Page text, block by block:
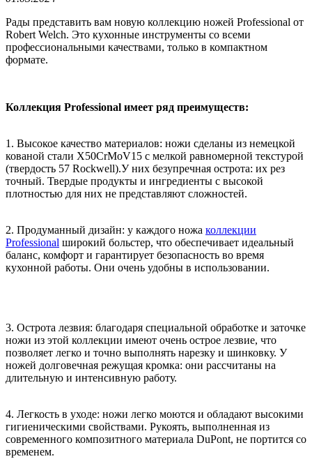
Рады представить вам новую коллекцию ножей Professional от
Robert Welch. Это кухонные инструменты со всеми
профессиональными качествами, только в компактном
формате.
Коллекция Professional имеет ряд преимуществ:
1. Высокое качество материалов: ножи сделаны из немецкой
кованой стали X50CrMoV15 с мелкой равномерной текстурой
(твердость 57 Rockwell).У них безупречная острота: их рез
точный. Твердые продукты и ингредиенты с высокой
плотностью для них не представляют сложностей.
2. Продуманный дизайн: у каждого ножа коллекции
Professional широкий больстер, что обеспечивает идеальный
баланс, комфорт и гарантирует безопасность во время
кухонной работы. Они очень удобны в использовании.
3. Острота лезвия: благодаря специальной обработке и заточке
ножи из этой коллекции имеют очень острое лезвие, что
позволяет легко и точно выполнять нарезку и шинковку. У
ножей долговечная режущая кромка: они рассчитаны на
длительную и интенсивную работу.
4. Легкость в уходе: ножи легко моются и обладают высокими
гигиеническими свойствами. Рукоять, выполненная из
современного композитного материала DuPont, не портится со
временем.